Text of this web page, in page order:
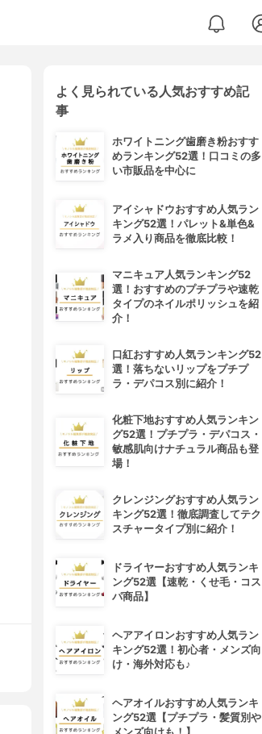
よく見られている人気おすすめ記
事
ホワイトニング歯磨き粉おすす
めランキング52選！口コミの多
い市販品を中心に
アイシャドウおすすめ人気ラン
キング52選！パレット&単色&
ラメ入り商品を徹底比較！
マニキュア人気ランキング52
選！おすすめのプチプラや速乾
タイプのネイルポリッシュを紹
介！
口紅おすすめ人気ランキング52
選！落ちないリップをプチプ
ラ・デパコス別に紹介！
化粧下地おすすめ人気ランキン
グ52選！プチプラ・デパコス・
敏感肌向けナチュラル商品も登
場！
クレンジングおすすめ人気ラン
キング52選！徹底調査してテク
スチャータイプ別に紹介！
ドライヤーおすすめ人気ランキ
ング52選【速乾・くせ毛・コス
パ商品】
ヘアアイロンおすすめ人気ラン
キング52選！初心者・メンズ向
け・海外対応も♪
ヘアオイルおすすめ人気ランキ
ング52選【プチプラ・髪質別や